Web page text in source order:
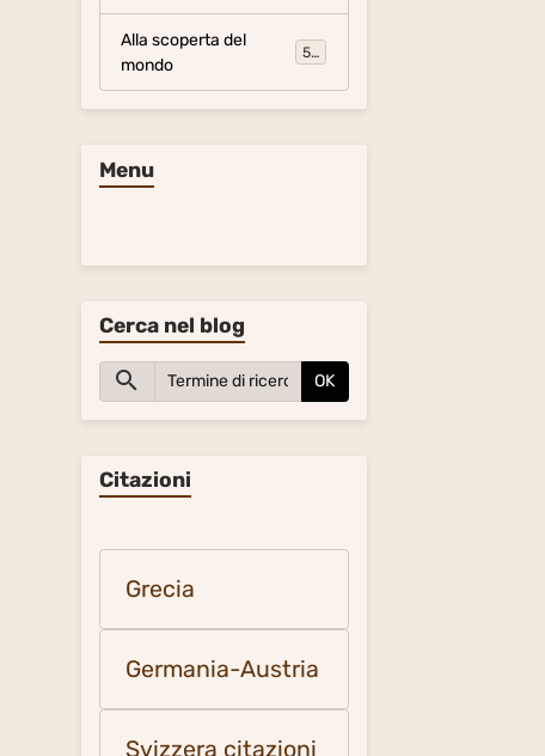
Alla scoperta del
mondo
54
Menu
Cerca nel blog
OK
Citazioni
Grecia
Germania-Austria
Svizzera citazioni